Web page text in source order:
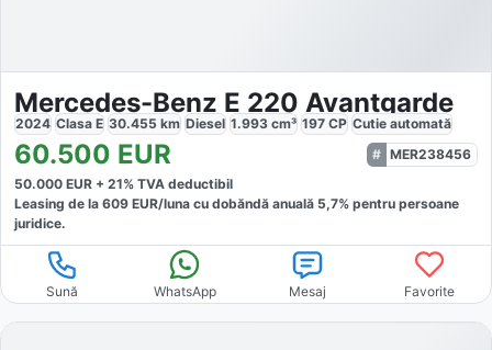
Mercedes-Benz E 220 Avantgarde
2024 Clasa E 30.455 km Diesel 1.993 cm³ 197 CP Cutie automată
60.500 EUR
MER238456
50.000 EUR + 21% TVA deductibil
Leasing de la 609 EUR/luna cu dobăndă anuală 5,7% pentru persoane
juridice.
Sună WhatsApp Mesaj Favorite